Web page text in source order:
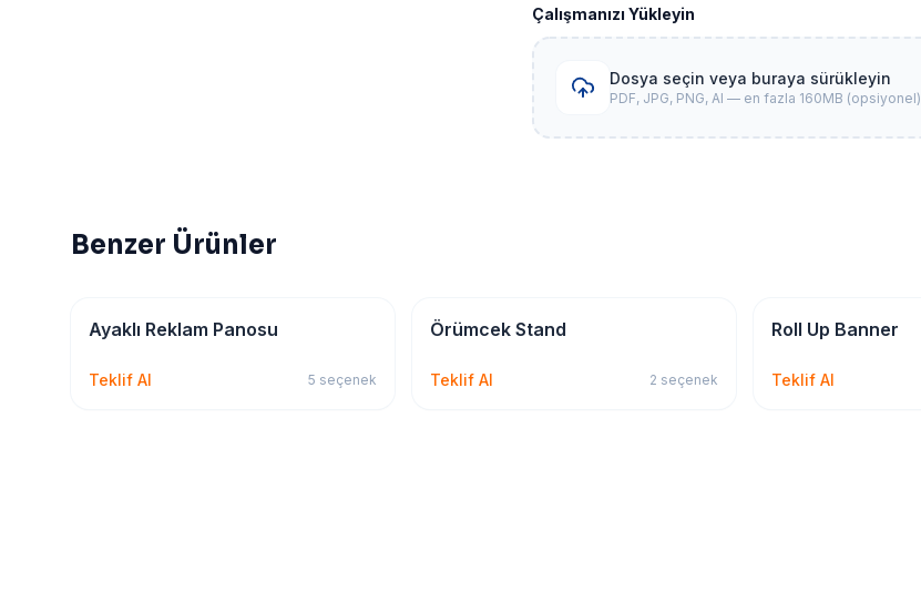
Çalışmanızı Yükleyin
Dosya seçin veya buraya sürükleyin
PDF, JPG, PNG, AI — en fazla 160MB (opsiyonel)
Benzer Ürünler
Tabela & Reklam
Ayaklı Reklam Panosu
Teklif Al 5 seçenek
Tabela & Reklam
Örümcek Stand
Teklif Al 2 seçenek
Tabela & Reklam
Roll Up Banner
Teklif Al